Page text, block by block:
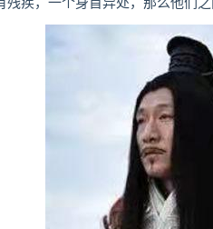
疾，一个身首异处，那么他们